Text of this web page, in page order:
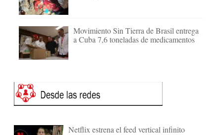
Movimiento Sin Tierra de Brasil entrega
a Cuba 7,6 toneladas de medicamentos
Netflix estrena el feed vertical infinito